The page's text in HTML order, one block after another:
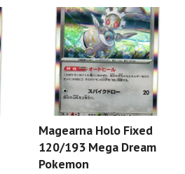
Magearna Holo Fixed
120/193 Mega Dream
Pokemon